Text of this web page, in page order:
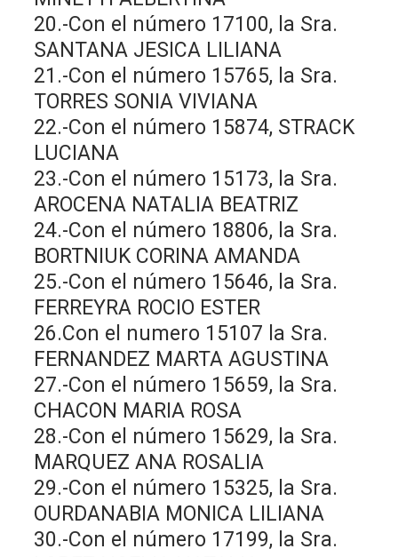
20.-Con el número 17100, la Sra.
SANTANA JESICA LILIANA
21.-Con el número 15765, la Sra.
TORRES SONIA VIVIANA
22.-Con el número 15874, STRACK
LUCIANA
23.-Con el número 15173, la Sra.
AROCENA NATALIA BEATRIZ
24.-Con el número 18806, la Sra.
BORTNIUK CORINA AMANDA
25.-Con el número 15646, la Sra.
FERREYRA ROCIO ESTER
26.Con el numero 15107 la Sra.
FERNANDEZ MARTA AGUSTINA
27.-Con el número 15659, la Sra.
CHACON MARIA ROSA
28.-Con el número 15629, la Sra.
MARQUEZ ANA ROSALIA
29.-Con el número 15325, la Sra.
OURDANABIA MONICA LILIANA
30.-Con el número 17199, la Sra.